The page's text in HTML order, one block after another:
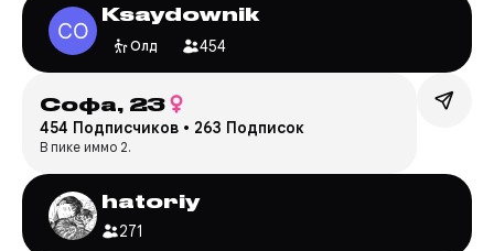
Ksaydownik
Олд 454
Софа, 23
454 Подписчиков • 263 Подписок
В пике иммо 2.
hatoriy
271